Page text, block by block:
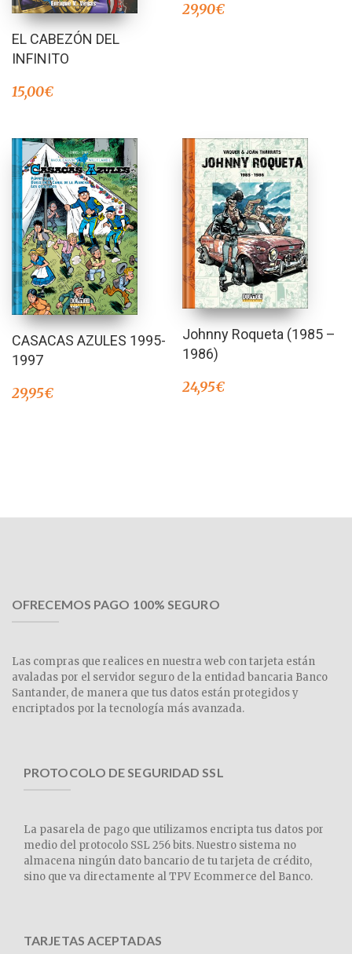
EL CABEZÓN DEL
INFINITO
15,00€
29,90€
CASACAS AZULES 1995-
1997
29,95€
Johnny Roqueta (1985 –
1986)
24,95€
OFRECEMOS PAGO 100% SEGURO
Las compras que realices en nuestra web con tarjeta están
avaladas por el servidor seguro de la entidad bancaria Banco
Santander, de manera que tus datos están protegidos y
encriptados por la tecnología más avanzada.
PROTOCOLO DE SEGURIDAD SSL
La pasarela de pago que utilizamos encripta tus datos por
medio del protocolo SSL 256 bits. Nuestro sistema no
almacena ningún dato bancario de tu tarjeta de crédito,
sino que va directamente al TPV Ecommerce del Banco.
TARJETAS ACEPTADAS